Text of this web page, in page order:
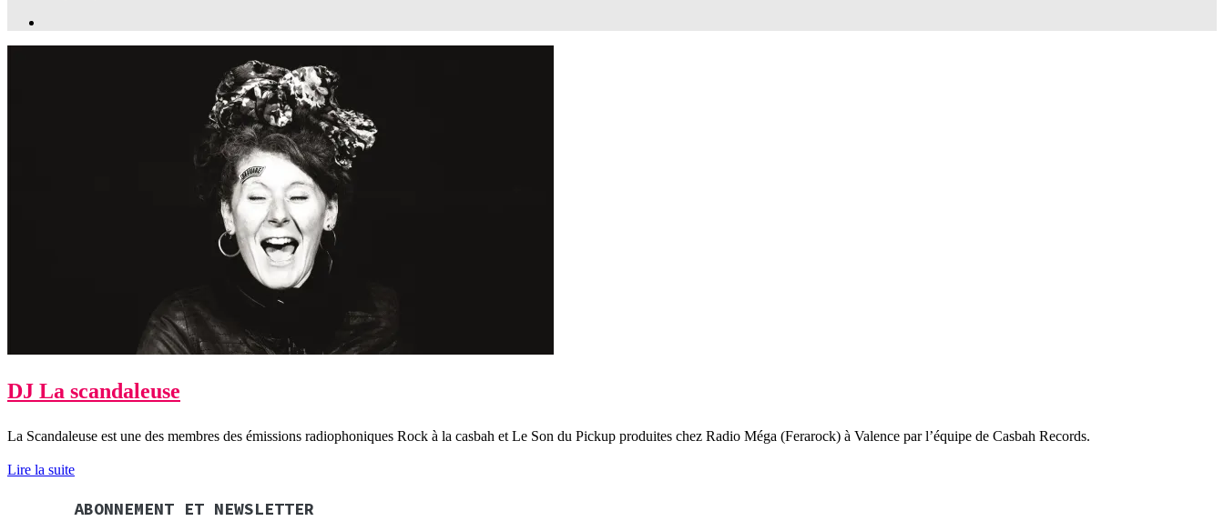
DJ La scandaleuse
La Scandaleuse est une des membres des émissions radiophoniques Rock à la casbah et Le Son du Pickup produites chez Radio Méga (Ferarock) à Valence par l’équipe de Casbah Records.
Lire la suite
ABONNEMENT ET NEWSLETTER